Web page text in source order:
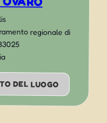
regionale di
DEL LUOGO